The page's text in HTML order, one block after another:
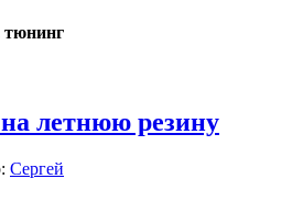
тюнинг
на летнюю резину
Сергей